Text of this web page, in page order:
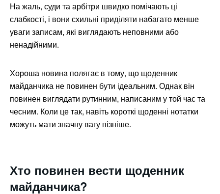
На жаль, суди та арбітри швидко помічають ці
слабкості, і вони схильні приділяти набагато менше
уваги записам, які виглядають неповними або
ненадійними.
Хороша новина полягає в тому, що щоденник
майданчика не повинен бути ідеальним. Однак він
повинен виглядати рутинним, написаним у той час та
чесним. Коли це так, навіть короткі щоденні нотатки
можуть мати значну вагу пізніше.
Хто повинен вести щоденник
майданчика?